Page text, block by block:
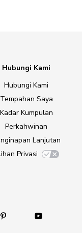
Hubungi Kami
Hubungi Kami
Tempahan Saya
Kadar Kumpulan
Perkahwinan
Lanjutan
Privasi